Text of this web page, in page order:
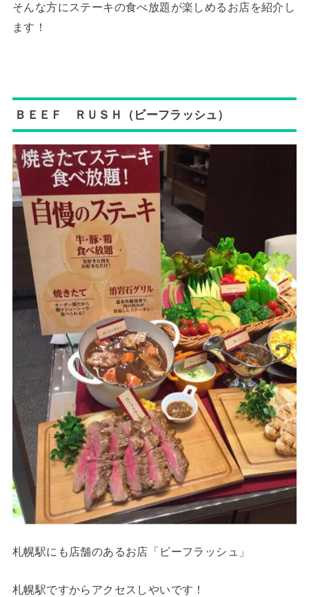
そんな方にステーキの食べ放題が楽しめるお店を紹介し
ます！
ＢＥＥＦ ＲＵＳＨ（ビーフラッシュ）
札幌駅にも店舗のあるお店「ビーフラッシュ」
札幌駅ですからアクセスしやいです！